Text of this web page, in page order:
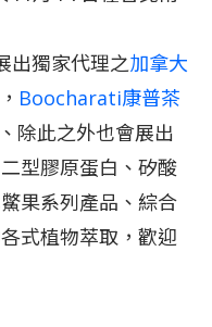
出獨家代理之加拿大
， Boocharati康普茶
、除此之外也會展出
型膠原蛋白、矽酸
果系列產品、綜合
式植物萃取，歡迎